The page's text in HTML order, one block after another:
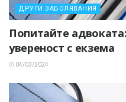
ДРУГИ ЗАБОЛЯВАНИЯ
Попитайте
увереност с екзема
04/03/2024